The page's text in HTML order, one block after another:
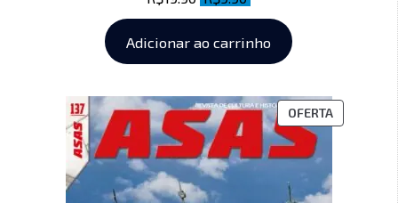
Adicionar ao carrinho
OFERTA